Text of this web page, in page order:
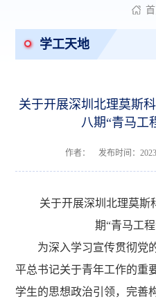
学工天地
关于开展深圳北理莫斯
八期“青马工
作者： 发布时间：
关于开展深圳北理莫斯
期“青马工
为深入学习宣传贯彻党
平总书记关于青年工作的重
学生的思想政治引领，完善